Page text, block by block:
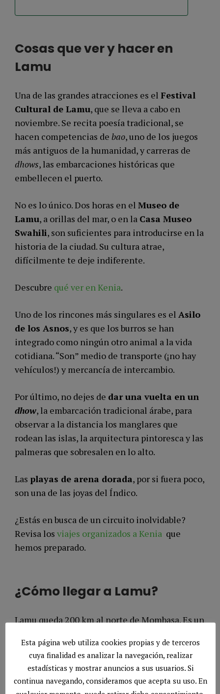
Cosas que ver y hacer en
Lamu
Una de las grandes atracciones es el Festival
Cultural de Lamu, que se lleva a cabo en
noviembre. Se recita poesía tradicional, se
hacen competencias de bao, uno de los juegos
más antiguos de la humanidad, y carreras de
dhows, las embarcaciones históricas que
embellecen el puerto.
No es lo único. Dos horas en el Museo de
Lamu, a orillas del mar, o en la Casa Museo
Swahili, son suficientes para introducirse en la
historia de la ciudad. Su cultura atrae,
difícilmente te deje indiferente.
Descubre qué ver en Kenia.
Uno de los rincones más singulares es el Asilo
de los Asnos, y es que los burros se han
integrado como ningún otro animal a la vida
cotidiana. “Son” medio de transporte (¡no hay
vehículos!) y mercancía de intercambio.
Por último, no dejes de dar una vuelta en un
dhow, la embarcación tradicional árabe, para
observar a la distancia los manglares que
rodean las islas, la arquitectura pintoresca y las
palmeras que sobresalen en lo alto.
Las playas de arena dorada, por si fuera poco,
son una de las joyas del Índico.
¿Estás en busca de un circuito inolvidable?
Revisa los viajes organizados a Kenia que
hemos preparado.
¿Cómo llegar a Lamu?
Lamu queda 200 km al norte de Mombasa. Es un
grandes (Lamu, Manda y Pate) y un sinfín de
islotes deshabitados.
Ocupa la esquina nororiental de Kenia, a 80 km
Esta página web utiliza cookies propias y de terceros
cuya finalidad es analizar la navegación, realizar
estadísticas y mostrar anuncios a sus usuarios. Si
continua navegando, consideramos que acepta su uso. En